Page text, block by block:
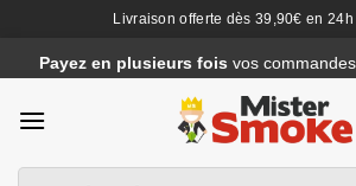
Livraison offerte dès 39,90€ en
au
contenu
Payez en plusieurs fois vos